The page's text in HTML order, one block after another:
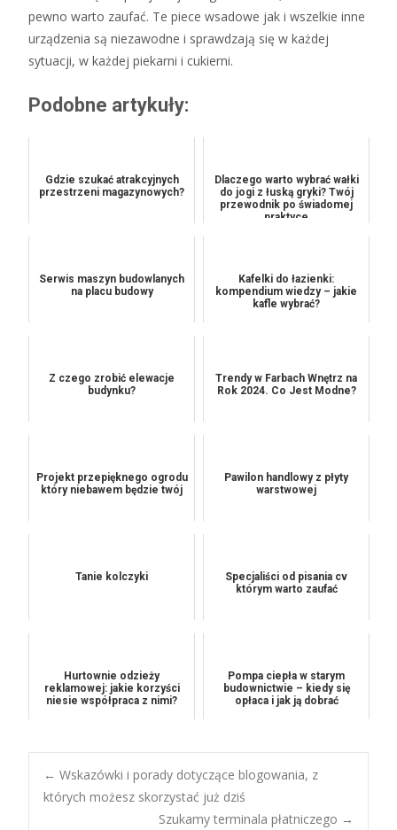
pewno warto zaufać. Te piece wsadowe jak i wszelkie inne
urządzenia są niezawodne i sprawdzają się w każdej
sytuacji, w każdej piekarni i cukierni.
Podobne artykuły:
Gdzie szukać atrakcyjnych
przestrzeni magazynowych?
Dlaczego warto wybrać wałki
do jogi z łuską gryki? Twój
przewodnik po świadomej
praktyce
Serwis maszyn budowlanych
na placu budowy
Kafelki do łazienki:
kompendium wiedzy – jakie
kafle wybrać?
Z czego zrobić elewacje
budynku?
Trendy w Farbach Wnętrz na
Rok 2024. Co Jest Modne?
Projekt przepięknego ogrodu
który niebawem będzie twój
Pawilon handlowy z płyty
warstwowej
Tanie kolczyki
Specjaliści od pisania cv
którym warto zaufać
Hurtownie odzieży
reklamowej: jakie korzyści
niesie współpraca z nimi?
Pompa ciepła w starym
budownictwie – kiedy się
opłaca i jak ją dobrać
Post
← Wskazówki i porady dotyczące blogowania, z
których możesz skorzystać już dziś
Szukamy terminala płatniczego →